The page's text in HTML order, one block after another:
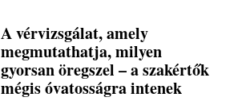
A vérvizsgálat, amely
megmutathatja, milyen
gyorsan öregszel – a szakértők
mégis óvatosságra intenek